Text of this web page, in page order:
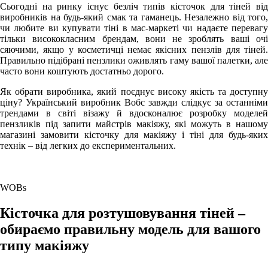
Сьогодні на ринку існує безліч типів кісточок для тіней від
виробників на будь-який смак та гаманець. Незалежно від того,
чи любите ви купувати тіні в мас-маркеті чи надаєте перевагу
тільки висококласним брендам, вони не зроблять ваші очі
сяючими, якщо у косметичці немає якісних пензлів для тіней.
Правильно підібрані пензлики оживлять гаму вашої палетки, але
часто вони коштують достатньо дорого.
Як обрати виробника, який поєднує високу якість та доступну
ціну? Український виробник Вобс завжди слідкує за останніми
трендами в світі візажу й вдосконалює розробку моделей
пензликів під запити майстрів макіяжу, які можуть в нашому
магазині замовити кісточку для макіяжу і тіні для будь-яких
технік – від легких до експериментальних.
WOBs
Кісточка для розтушовування тіней –
обираємо правильну модель для вашого
типу макіяжу